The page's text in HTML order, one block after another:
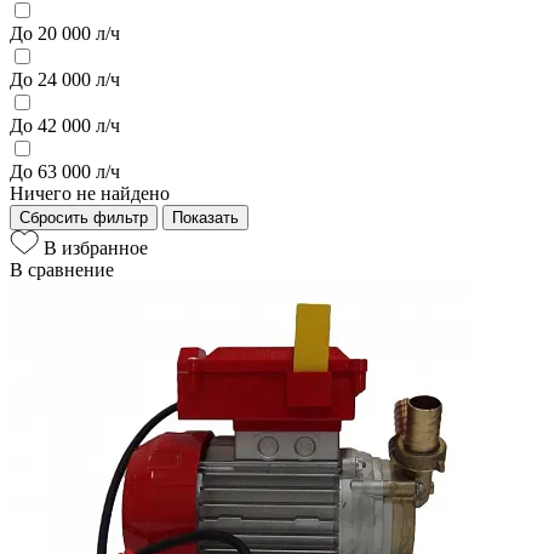
До 20 000 л/ч
До 24 000 л/ч
До 42 000 л/ч
До 63 000 л/ч
Ничего не найдено
Сбросить фильтр Показать
В избранное
В сравнение